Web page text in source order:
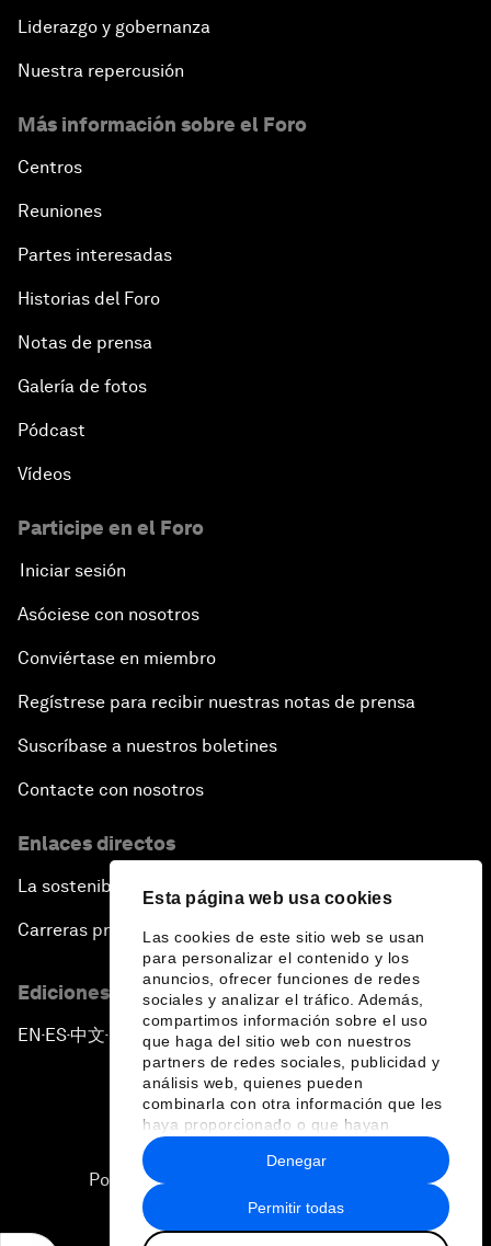
Esta página web usa cookies
Las cookies de este sitio web se usan
para personalizar el contenido y los
anuncios, ofrecer funciones de redes
sociales y analizar el tráfico. Además,
compartimos información sobre el uso
que haga del sitio web con nuestros
partners de redes sociales, publicidad y
análisis web, quienes pueden
combinarla con otra información que les
haya proporcionado o que hayan
recopilado a partir del uso que haya
hecho de sus servicios.
Permitir todas
Denegar
Liderazgo y gobernanza
Nuestra repercusión
Más información sobre el Foro
Centros
Reuniones
Partes interesadas
Historias del Foro
Notas de prensa
Galería de fotos
Pódcast
Vídeos
Participe en el Foro
Iniciar sesión
Asóciese con nosotros
Conviértase en miembro
Regístrese para recibir nuestras notas de prensa
Suscríbase a nuestros boletines
Contacte con nosotros
Enlaces directos
La sostenibilidad en el Foro
Carreras profesionales
Ediciones en otros idiomas
EN ▪ES▪中文▪ 日本語
Política de privacidad y normas de uso
Sitemap